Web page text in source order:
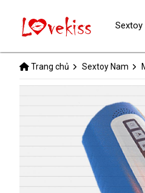
Trang chủ Sextoy Nam
Sextoy